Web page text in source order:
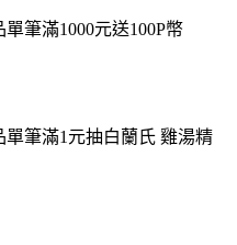
單筆滿1000元送100P幣
單筆滿1元抽白蘭氏 雞湯精